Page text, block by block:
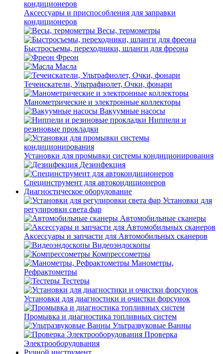
Аксессуары и приспособления для заправки
кондиционеров
Весы, термометры
Быстросъемы, переходники, шланги для фреона
Фреон
Масла
Течеискатели, Ультрафиолет, Очки, фонари
Манометрические и электронные коллекторы
Вакуумные насосы
Ниппели и
резиновые прокладки
Установки для промывки системы кондиционирования
Дезинфекция
Специнструмент для автокондиционеров
Диагностическое оборудование
Установки для
регулировки света фар
Автомобильные сканеры
Аксессуары и запчасти для Автомобильных сканеров
Видеоэндоскопы
Компрессометры
Манометры,
Рефрактометры
Тестеры
Установки для диагностики и очистки форсунок
Промывка и диагностика топливных систем
Ультразвуковые Ванны
Проверка
Электрооборудования
Ручной инструмент